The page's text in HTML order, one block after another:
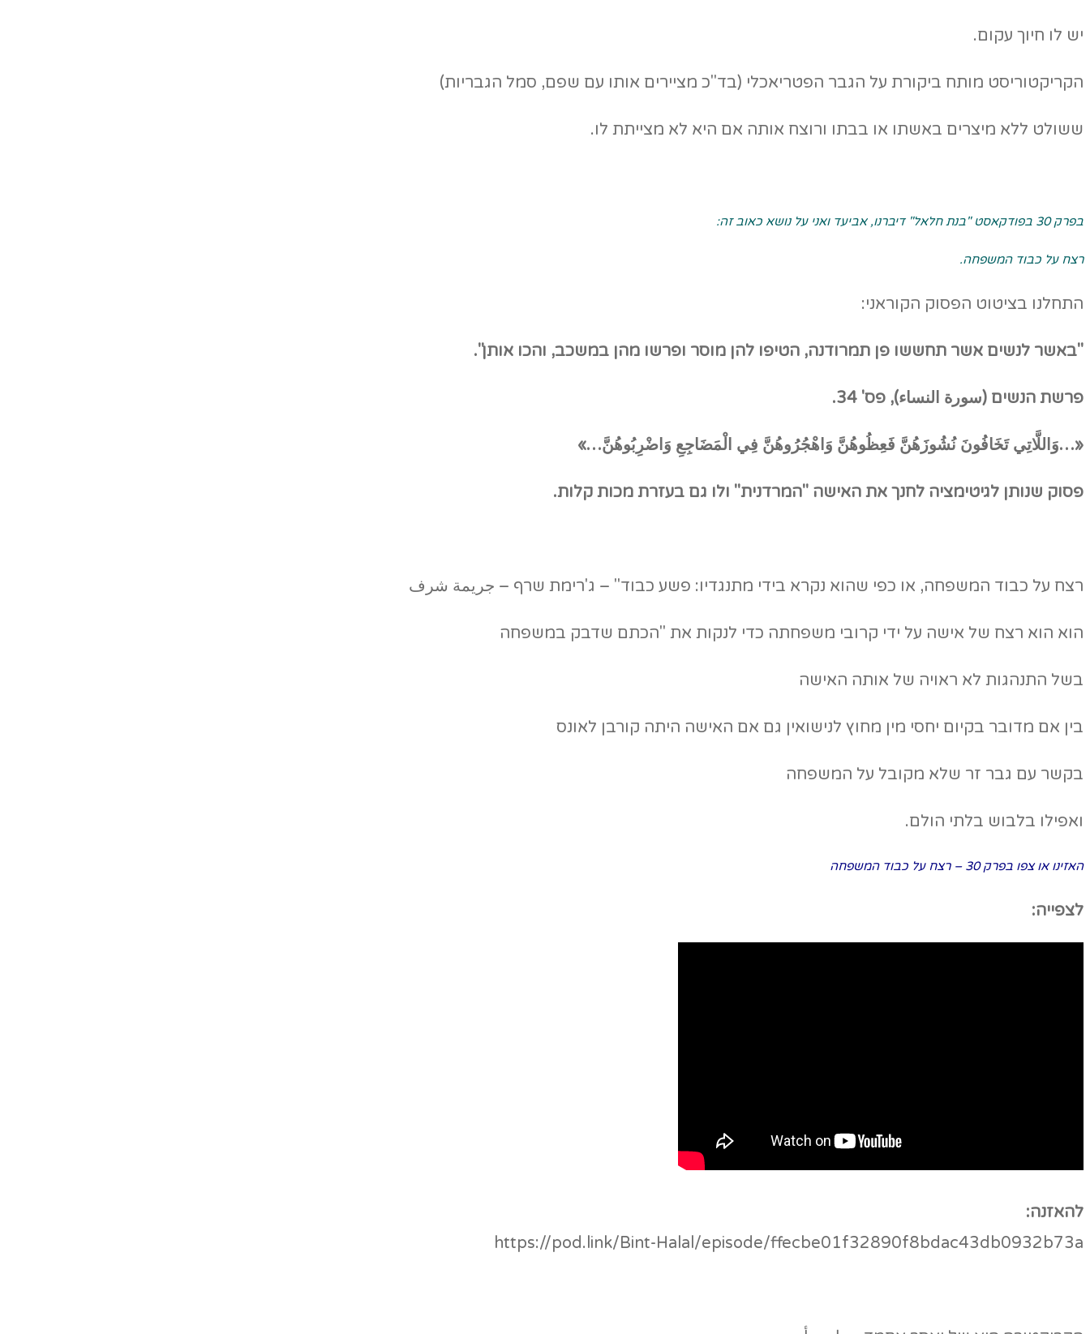
יש לו חיוך עקום.
הקריקטוריסט מותח ביקורת על הגבר הפטריאכלי (בד"כ מציירים אותו עם שפם, סמל הגבריות)
ששולט ללא מיצרים באשתו או בבתו ורוצח אותה אם היא לא מצייתת לו.
בפרק 30 בפודקאסט "בנת חלאל" דיברנו, אביעד ואני על נושא כאוב זה:
רצח על כבוד המשפחה.
התחלנו בציטוט הפסוק הקוראני:
"באשר לנשים אשר תחששו פן תמרודנה, הטיפו להן מוסר ופרשו מהן במשכב, והכו אותן".
פרשת הנשים (سورة النساء), פס' 34.
«…وَاللَّاتِي تَخَافُونَ نُشُوزَهُنَّ فَعِظُوهُنَّ وَاهْجُرُوهُنَّ فِي الْمَضَاجِعِ وَاضْرِبُوهُنَّ…»
פסוק שנותן לגיטימציה לחנך את האישה "המרדנית" ולו גם בעזרת מכות קלות.
רצח על כבוד המשפחה, או כפי שהוא נקרא בידי מתנגדיו: פשע כבוד" – ג'רימת שרף – جريمة شرف
הוא הוא רצח של אישה על ידי קרובי משפחתה כדי לנקות את "הכתם שדבק במשפחה
בשל התנהגות לא ראויה של אותה האישה
בין אם מדובר בקיום יחסי מין מחוץ לנישואין גם אם האישה היתה קורבן לאונס
בקשר עם גבר זר שלא מקובל על המשפחה
ואפילו בלבוש בלתי הולם.
האזינו או צפו בפרק 30 – רצח על כבוד המשפחה
לצפייה:
להאזנה:
https://pod.link/Bint-Halal/episode/ffecbe01f32890f8bdac43db0932b73a